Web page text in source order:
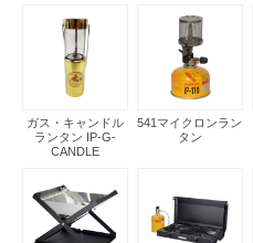
ガス・キャンドル
ランタン IP-G-
CANDLE
541マイクロンラン
タン